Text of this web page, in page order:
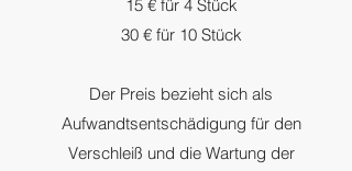
15 € für 4 Stück
30 € für 10 Stück
Der Preis bezieht sich als
Aufwandtsentschädigung für den
Verschleiß und die Wartung der